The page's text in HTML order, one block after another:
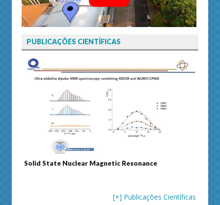
PUBLICAÇÕES CIENTÍFICAS
Solid State Nuclear Magnetic Resonance
[+] Publicações Científicas